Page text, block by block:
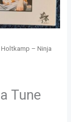
– Ninja
Tune